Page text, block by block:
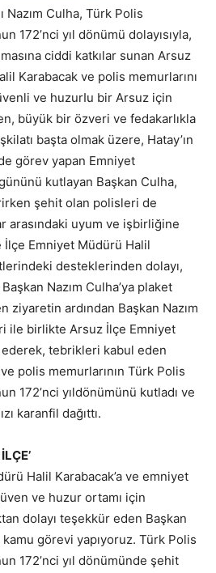
Nazım Culha, Türk Polis
172’nci yıl dönümü dolayısıyla,
ciddi katkılar sunan Arsuz
Karabacak ve polis memurlarını
ve huzurIu bir Arsuz için
büyük bir özveri ve fedakarlıkla
başta olmak üzere, Hatay’ın
görev yapan Emniyet
kutlayan Başkan Culha,
şehit olan polisleri de
arasındaki uyum ve işbirliğine
Emniyet Müdürü Halil
desteklerinden dolayı,
Nazım Culha’ya plaket
ziyaretin ardından Başkan Nazım
ile birlikte Arsuz İlçe Emniyet
tebrikleri kabul eden
polis memurlarının Türk Polis
172’nci yıldönümünü kutladı ve
karanfil dağıttı.
Halil Karabacak’a ve emniyet
ve huzur ortamı için
dolayı teşekkür eden Başkan
kamu görevi yapıyoruz. Türk Polis
172’nci yıl dönümünde şehit